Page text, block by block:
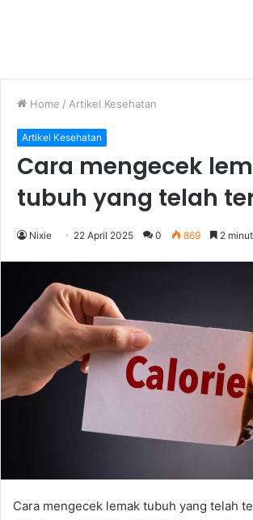
Home / Artikel Kesehatan
Artikel Kesehatan
Cara mengecek
tubuh yang telah
Nixie 22 April 2025 0 869 2
Cara mengecek lemak tubuh yang telah